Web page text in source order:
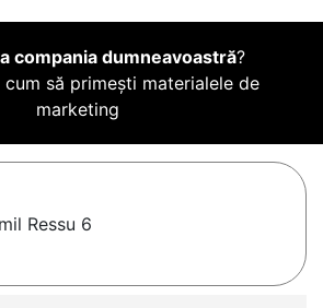
compania dumneavoastră?
cum să primești materialele de
marketing
Ressu 6